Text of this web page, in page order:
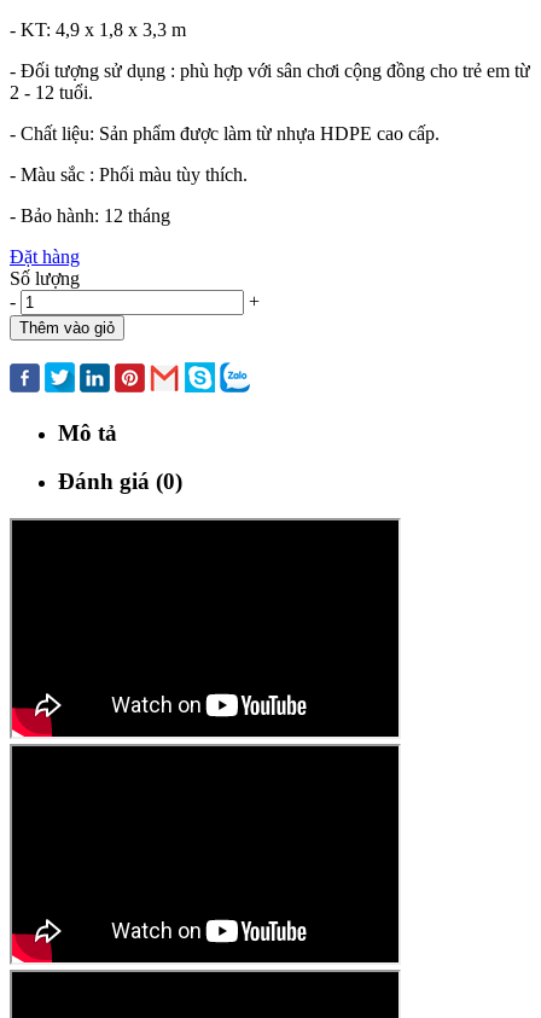
- KT: 4,9 x 1,8 x 3,3 m
- Đối tượng sử dụng : phù hợp với sân chơi cộng đồng cho trẻ em từ
2 - 12 tuổi.
- Chất liệu: Sản phẩm được làm từ nhựa HDPE cao cấp.
- Màu sắc : Phối màu tùy thích.
- Bảo hành: 12 tháng
Đặt hàng
Số lượng
-
+
Thêm vào giỏ
Mô tả
Đánh giá (0)